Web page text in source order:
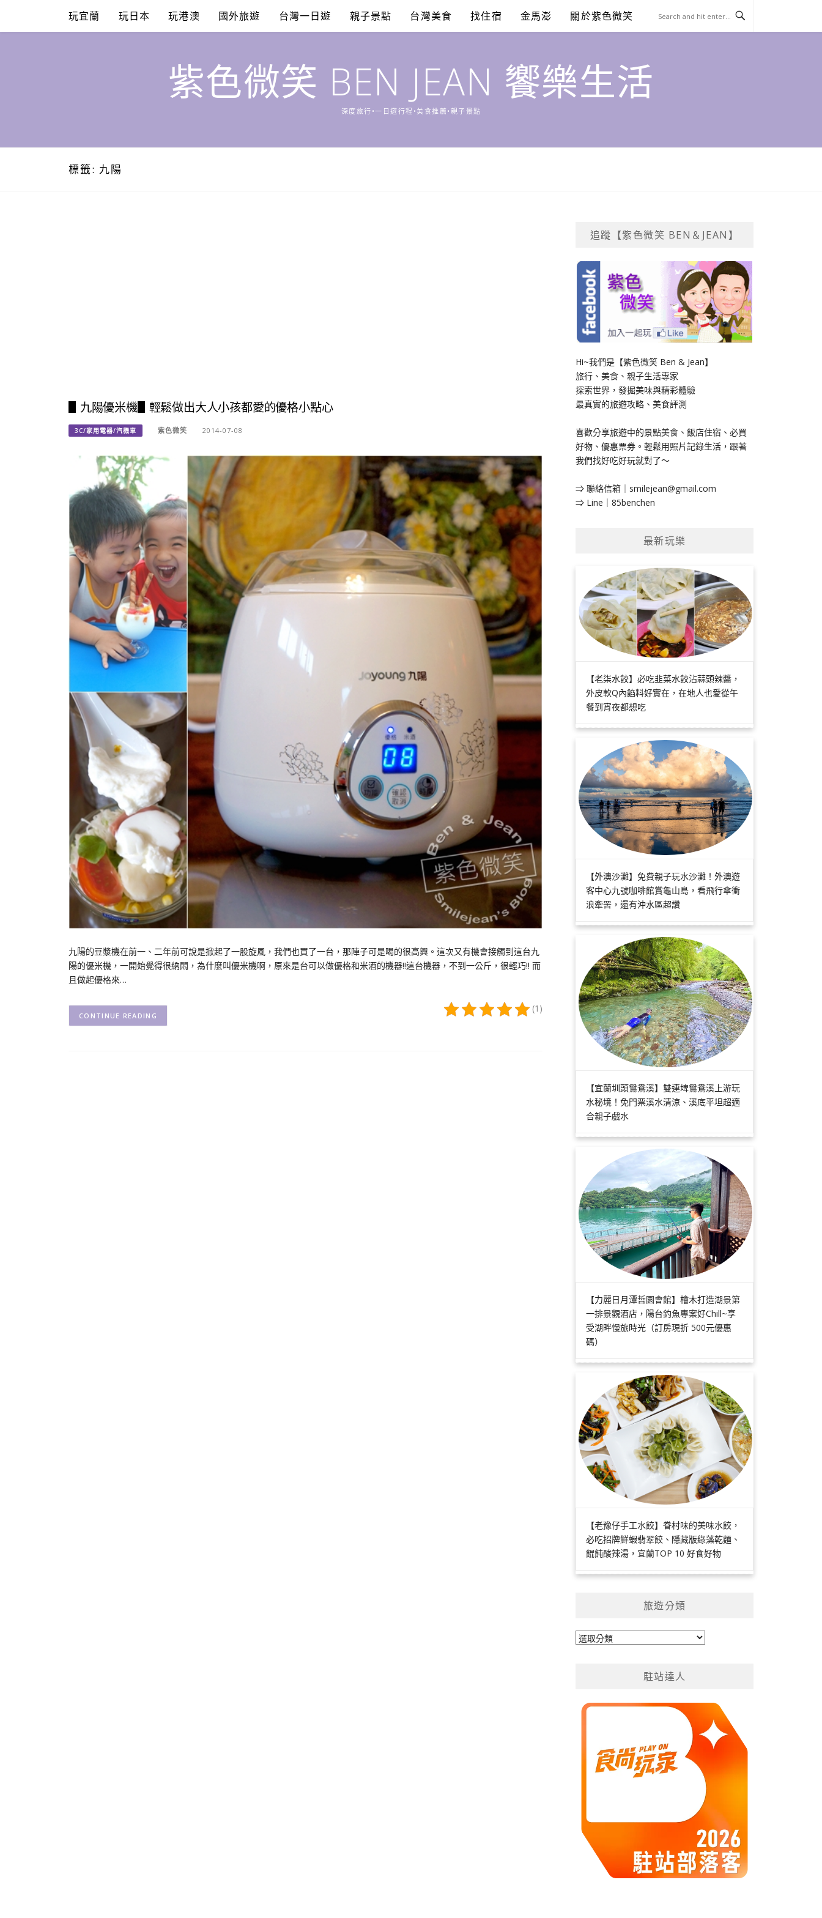
content
玩宜蘭 玩日本 玩港澳 國外旅遊 台灣一日遊 親子景點 台灣美食 找住宿 金馬澎 關於紫色微笑
紫色微笑 BEN JEAN 饗樂生活
深度旅行•一日遊行程•美食推薦•親子景點
標籤: 九陽
▋九陽優米機▋輕鬆做出大人小孩都愛的優格小點心
3C/家用電器/汽機車 紫色微笑 2014-07-08
九陽的豆漿機在前一、二年前可說是掀起了一股旋風，我們也買了一台，那陣子可是喝的很高興。這次又有機會接觸到這台九
陽的優米機，一開始覺得很納悶，為什麼叫優米機啊，原來是台可以做優格和米酒的機器!!這台機器，不到一公斤，很輕巧!! 而
且做起優格來…
(1)
CONTINUE READING
追蹤【紫色微笑 BEN＆JEAN】
Hi~我們是【紫色微笑 Ben & Jean】
旅行、美食、親子生活專家
探索世界，發掘美味與精彩體驗
最真實的旅遊攻略、美食評測
喜歡分享旅遊中的景點美食、飯店住宿、必買
好物、優惠票券。輕鬆用照片記錄生活，跟著
我們找好吃好玩就對了～
⇒ 聯絡信箱｜ smilejean@gmail.com
⇒ Line｜85benchen
最新玩樂
【老柒水餃】必吃韭菜水餃沾蒜頭辣醬，
外皮軟Q內餡料好實在，在地人也愛從午
餐到宵夜都想吃
【外澳沙灘】免費親子玩水沙灘！外澳遊
客中心九號咖啡館賞龜山島，看飛行傘衝
浪牽罟，還有沖水區超讚
【宜蘭圳頭鴛鴦溪】雙連埤鴛鴦溪上游玩
水秘境！免門票溪水清涼、溪底平坦超適
合親子戲水
【力麗日月潭哲園會館】檜木打造湖景第
一排景觀酒店，陽台釣魚專案好Chill~享
受湖畔慢旅時光（訂房現折 500元優惠
碼）
【老豫仔手工水餃】眷村味的美味水餃，
必吃招牌鮮蝦翡翠餃、隱藏版綠藻乾麵、
餛飩酸辣湯，宜蘭TOP 10 好食好物
旅遊分類
旅
駐站達人